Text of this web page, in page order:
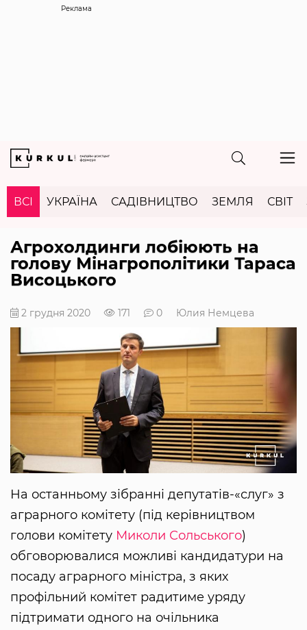
Реклама
ВСІ УКРАЇНА САДІВНИЦТВО ЗЕМЛЯ СВІТ
Агрохолдинги лобіюють на
голову Мінагрополітики Тараса
Висоцького
2 грудня 2020 171 0 Юлия Немцева
На останньому зібранні депутатів-«слуг» з
аграрного комітету (під керівництвом
голови комітету Миколи Сольського)
обговорювалися можливі кандидатури на
посаду аграрного міністра, з яких
профільний комітет радитиме уряду
підтримати одного на очільника